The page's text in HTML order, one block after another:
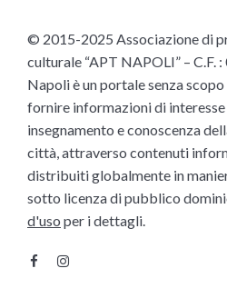
© 2015-2025 Associazione di
culturale “APT NAPOLI” – C.F.
Napoli è un portale senza
fornire informazioni di
insegnamento e conoscenza
città, attraverso contenuti
distribuiti globalmente in
sotto licenza di pubblico
d'uso per i dettagli.